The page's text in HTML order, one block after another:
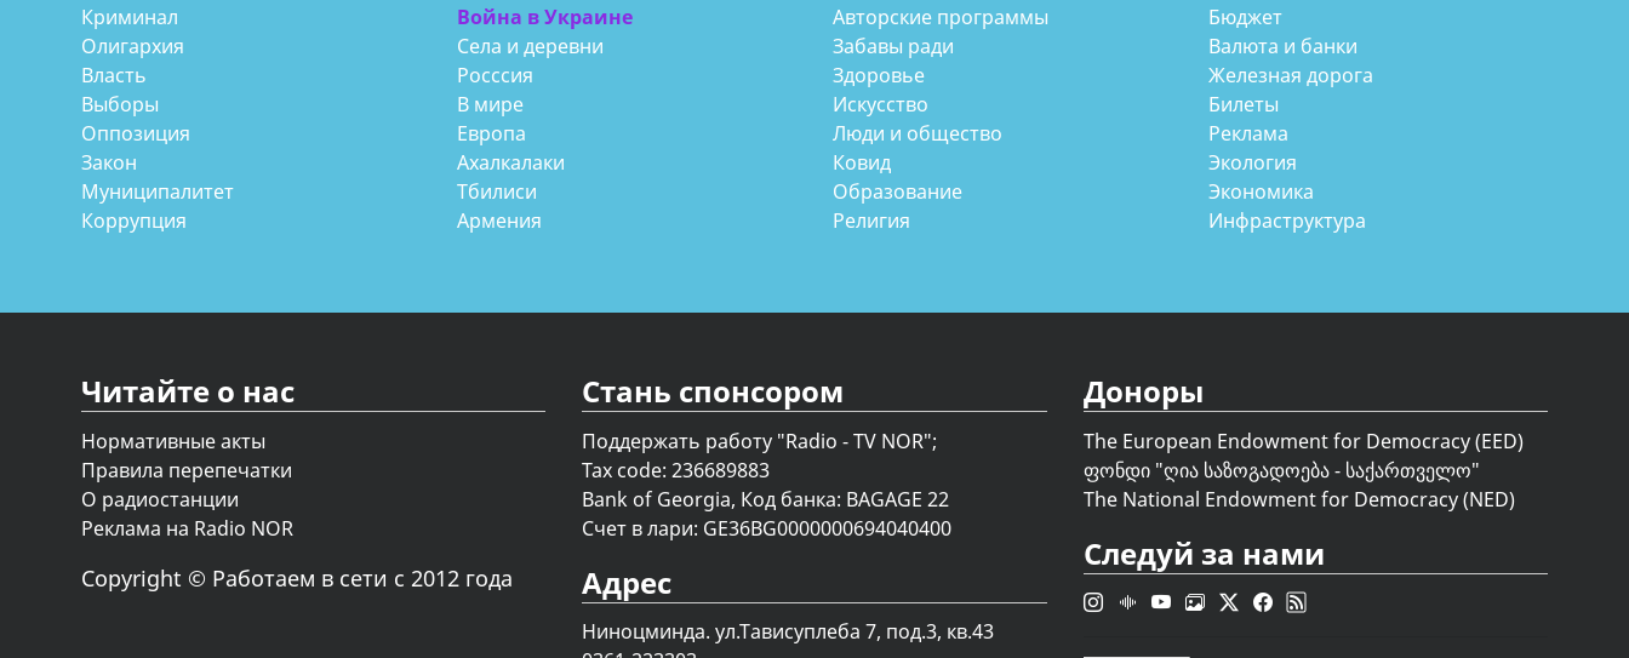
Криминал
Олигархия
Власть
Выборы
Оппозиция
Закон
Муниципалитет
Коррупция
Война в Украине
Села и деревни
Росссия
В мире
Европа
Ахалкалаки
Тбилиси
Армения
Авторские программы
Забавы ради
Здоровье
Искусство
Люди и общество
Ковид
Образование
Религия
Бюджет
Валюта и банки
Железная дорога
Билеты
Реклама
Экология
Экономика
Инфраструктура
Читайте о нас
Нормативные акты
Правила перепечатки
О радиостанции
Реклама на Radio NOR
Copyright © Работаем в сети с 2012 года
Стань спонсором
Поддержать работу "Radio - TV NOR";
Tax code: 236689883
Bank of Georgia, Код банка: BAGAGE 22
Счет в лари: GE36BG0000000694040400
Адрес
Ниноцминда. ул.Тависуплеба 7, под.3, кв.43
Доноры
The European Endowment for Democracy (EED)
ფონდი "ღია საზოგადოება - საქართველო"
The National Endowment for Democracy (NED)
Следуй за нами